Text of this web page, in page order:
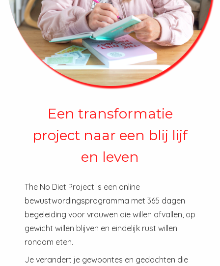
Een transformatie
project naar een blij lijf
en leven
The No Diet Project is een online
bewustwordingsprogramma met 365 dagen
begeleiding voor vrouwen die willen afvallen, op
gewicht willen blijven en eindelijk rust willen
rondom eten.
Je verandert je gewoontes en gedachten die